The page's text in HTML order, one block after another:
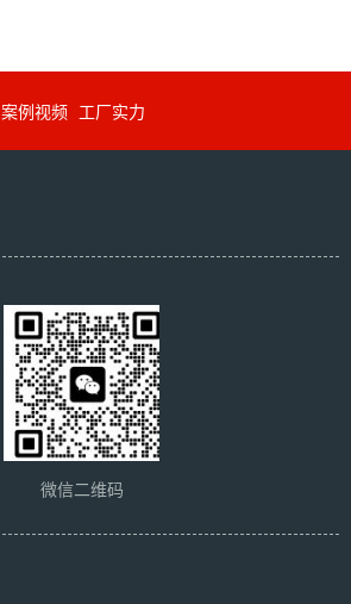
案例视频 工厂实力
微信二维码